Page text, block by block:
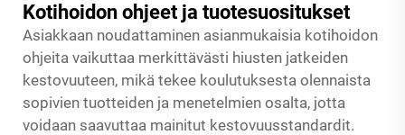
Kotihoidon ohjeet ja tuotesuositukset
Asiakkaan noudattaminen asianmukaisia kotihoidon
ohjeita vaikuttaa merkittävästi hiusten jatkeiden
kestovuuteen, mikä tekee koulutuksesta olennaista
sopivien tuotteiden ja menetelmien osalta, jotta
voidaan saavuttaa mainitut kestovuusstandardit.